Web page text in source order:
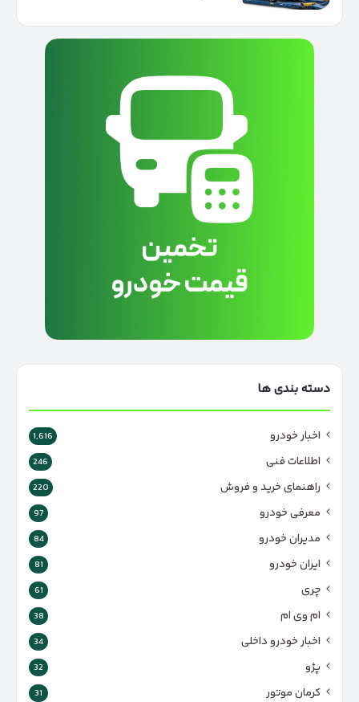
دسته بندی ها
اخبار خودرو 1,616
اطلاعات فنی 246
راهنمای خرید و فروش 220
معرفی خودرو 97
مدیران خودرو 84
ایران خودرو 81
چری 61
ام وی ام 38
اخبار خودرو داخلی 34
پژو 32
کرمان موتور 31